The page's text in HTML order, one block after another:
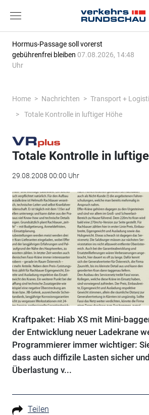
Hormus-Passage soll vorerst
gebührenfrei bleiben 07.08.2026, 14:48
Uhr
Home Nachrichten
Transport +
Totale Kontrolle in luftiger Höhe
Totale Kontrolle in
29.08.2008 00:00 Uhr
Kraftpaket: Hiab XS mit Mini-
der Entwicklung neuer Ladekrane
Programmierer immer wichtiger:
dass auch diffizile Lasten sicher
Überlastung v...
Teilen